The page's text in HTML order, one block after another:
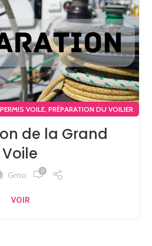
PERMIS VOILE, PRÉPARATION DU VOILIER
de la Grand
Voile
Gmo 0
VOIR